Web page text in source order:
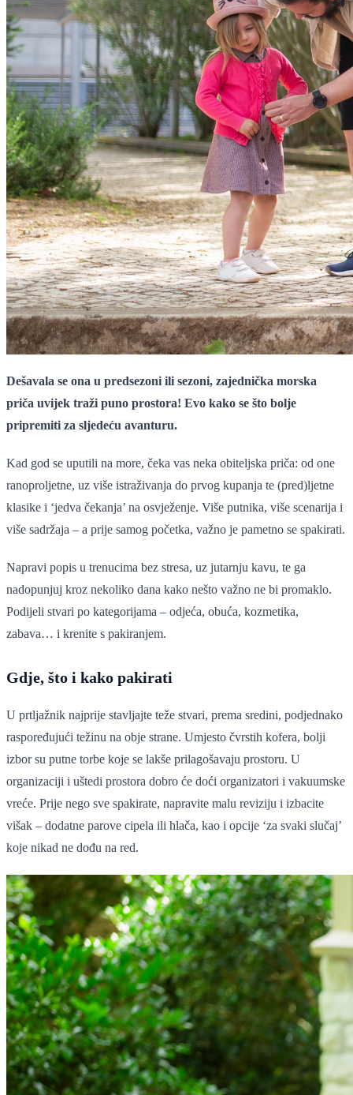
Dešavala se ona u predsezoni ili sezoni, zajednička morska
priča uvijek traži puno prostora! Evo kako se što bolje
pripremiti za sljedeću avanturu.
Kad god se uputili na more, čeka vas neka obiteljska priča: od one
ranoproljetne, uz više istraživanja do prvog kupanja te (pred)ljetne
klasike i ‘jedva čekanja’ na osvježenje. Više putnika, više scenarija i
više sadržaja – a prije samog početka, važno je pametno se spakirati.
Napravi popis u trenucima bez stresa, uz jutarnju kavu, te ga
nadopunjuj kroz nekoliko dana kako nešto važno ne bi promaklo.
Podijeli stvari po kategorijama – odjeća, obuća, kozmetika,
zabava… i krenite s pakiranjem.
Gdje, što i kako pakirati
U prtljažnik najprije stavljajte teže stvari, prema sredini, podjednako
raspoređujući težinu na obje strane. Umjesto čvrstih kofera, bolji
izbor su putne torbe koje se lakše prilagošavaju prostoru. U
organizaciji i uštedi prostora dobro će doći organizatori i vakuumske
vreće. Prije nego sve spakirate, napravite malu reviziju i izbacite
višak – dodatne parove cipela ili hlača, kao i opcije ‘za svaki slučaj’
koje nikad ne dođu na red.